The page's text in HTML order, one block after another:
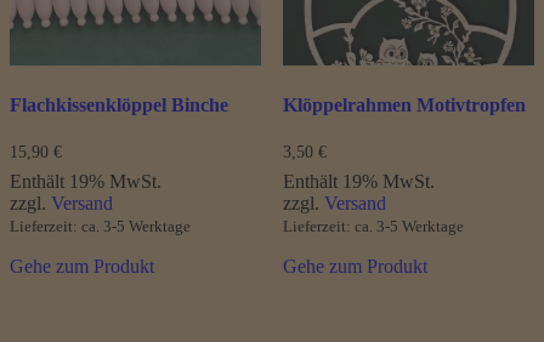
Flachkissenklöppel Binche
15,90 €
Enthält 19% MwSt.
zzgl. Versand
Lieferzeit: ca. 3-5 Werktage
Gehe zum Produkt
Produktseite
gewählt
werden
Klöppelrahmen Motivtropfen
3,50 €
Enthält 19% MwSt.
zzgl. Versand
Lieferzeit: ca. 3-5 Werktage
Gehe zum Produkt